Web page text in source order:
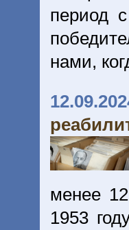
период
нами,
менее
1953